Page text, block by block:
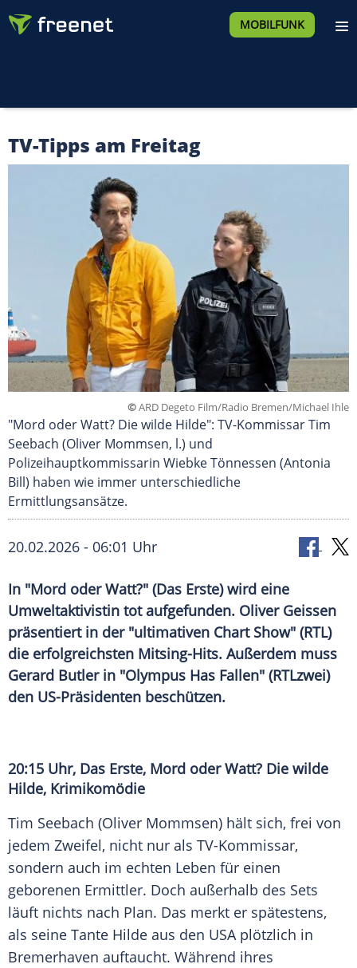
MOBILFUNK
TV-Tipps am Freitag
©ARD Degeto Film/Radio Bremen/Michael Ihle
"Mord oder Watt? Die wilde Hilde": TV-Kommissar Tim
Seebach (Oliver Mommsen, l.) und
Polizeihauptkommissarin Wiebke Tönnessen (Antonia
Bill) haben wie immer unterschiedliche
Ermittlungsansätze.
20.02.2026 - 06:01 Uhr
In "Mord oder Watt?" (Das Erste) wird eine
Umweltaktivistin tot aufgefunden. Oliver Geissen
präsentiert in der "ultimativen Chart Show" (RTL)
die erfolgreichsten Mitsing-Hits. Außerdem muss
Gerard Butler in "Olympus Has Fallen" (RTLzwei)
den US-Präsidenten beschützen.
20:15 Uhr, Das Erste, Mord oder Watt? Die wilde
Hilde, Krimikomödie
Tim Seebach (Oliver Mommsen) hält sich, frei von
jedem Zweifel, nicht nur als TV-Kommissar,
sondern auch im echten Leben für einen
geborenen Ermittler. Doch außerhalb des Sets
läuft nichts nach Plan. Das merkt er spätestens,
als seine Tante Hilde aus den USA plötzlich in
Bremerhaven auftaucht. Während ihres